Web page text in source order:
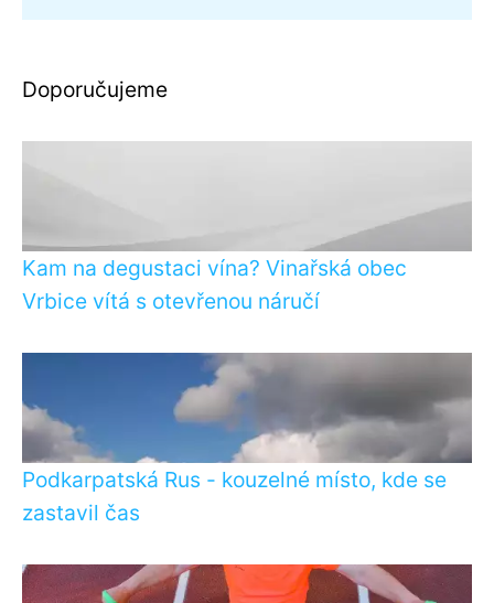
Doporučujeme
Kam na degustaci vína? Vinařská obec
Vrbice vítá s otevřenou náručí
Podkarpatská Rus - kouzelné místo, kde se
zastavil čas